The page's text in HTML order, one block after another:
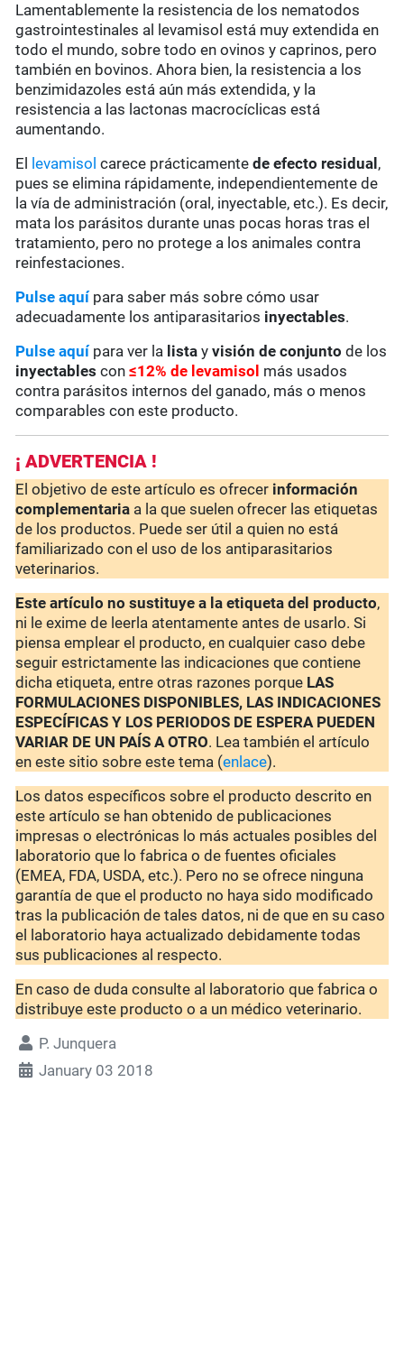
Lamentablemente la resistencia de los nematodos
gastrointestinales al levamisol está muy extendida en
todo el mundo, sobre todo en ovinos y caprinos, pero
también en bovinos. Ahora bien, la resistencia a los
benzimidazoles está aún más extendida, y la
resistencia a las lactonas macrocíclicas está
aumentando.
El
levamisol carece prácticamente de efecto residual ,
pues se elimina rápidamente, independientemente de
la vía de administración (oral, inyectable, etc.). Es decir,
mata los parásitos durante unas pocas horas tras el
tratamiento, pero no protege a los animales contra
reinfestaciones.
Pulse aquípara saber más sobre cómo usar
adecuadamente los antiparasitarios inyectables.
Pulse aquí para ver la lista yvisión de conjunto de los
inyectables con≤12% de levamisol más usados
contra parásitos internos del ganado, más o menos
comparables con este producto.
¡ ADVERTENCIA !
El objetivo de este artículo es ofrecer información
complementaria a la que suelen ofrecer las etiquetas
de los productos. Puede ser útil a quien no está
familiarizado con el uso de los antiparasitarios
veterinarios.
Este artículo no sustituye a la etiqueta del producto,
ni le exime de leerla atentamente antes de usarlo. Si
piensa emplear el producto, en cualquier caso debe
seguir estrictamente las indicaciones que contiene
dicha etiqueta, entre otras razones porque LAS
FORMULACIONES DISPONIBLES, LAS INDICACIONES
ESPECÍFICAS Y LOS PERIODOS DE ESPERA PUEDEN
VARIAR DE UN PAÍS A OTRO. Lea también el artículo
en este sitio sobre este tema (enlace).
Los datos específicos sobre el producto descrito en
este artículo se han obtenido de publicaciones
impresas o electrónicas lo más actuales posibles del
laboratorio que lo fabrica o de fuentes oficiales
(EMEA, FDA, USDA, etc.). Pero no se ofrece ninguna
garantía de que el producto no haya sido modificado
tras la publicación de tales datos, ni de que en su caso
el laboratorio haya actualizado debidamente todas
sus publicaciones al respecto.
En caso de duda consulte al laboratorio que fabrica o
distribuye este producto o a un médico veterinario.
P. Junquera
January 03 2018